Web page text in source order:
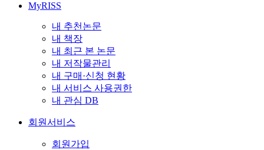
MyRISS
내 추천논문
내 책장
내 최근 본 논문
내 저작물관리
내 구매·신청 현황
내 서비스 사용권한
내 관심 DB
회원서비스
회원가입